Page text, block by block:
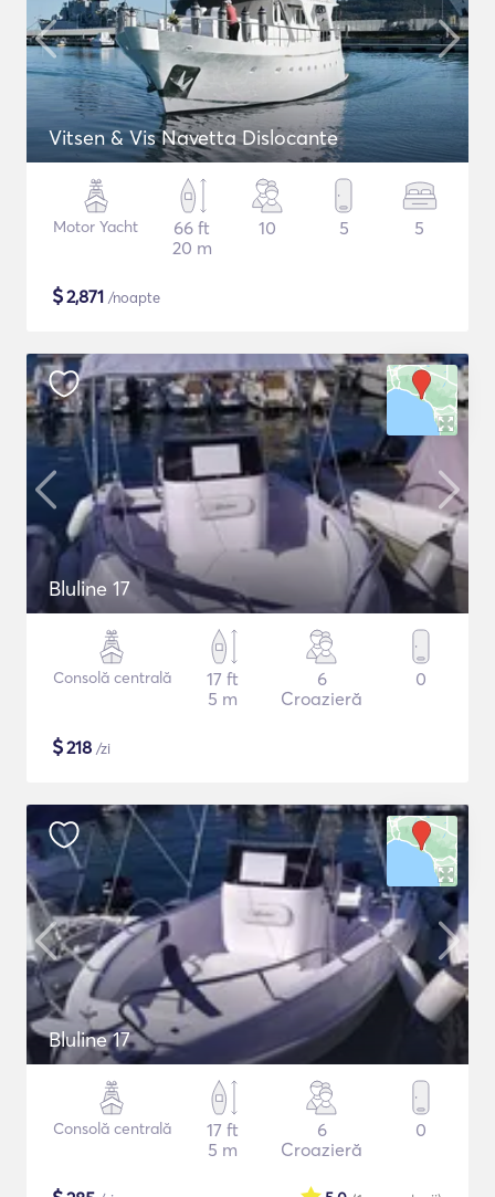
Vitsen & Vis Navetta Dislocante
Motor Yacht
66 ft
20 m
10 5 5
$2,871 /noapte
Bluline 17
Consolă centrală
17 ft
5 m
6
Croazieră
0
$218 /zi
Bluline 17
Consolă centrală
17 ft
5 m
6
Croazieră
0